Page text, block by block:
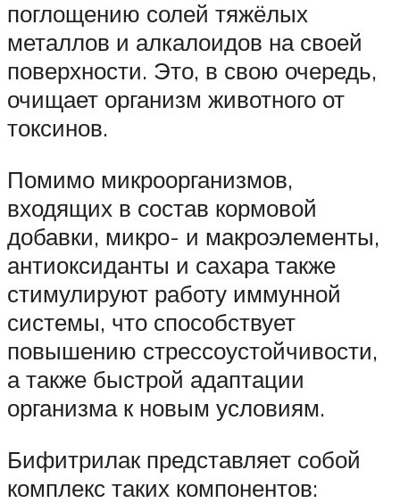
поглощению солей тяжёлых
металлов и алкалоидов на своей
поверхности. Это, в свою очередь,
очищает организм животного от
токсинов.
Помимо микроорганизмов,
входящих в состав кормовой
добавки, микро- и макроэлементы,
антиоксиданты и сахара также
стимулируют работу иммунной
системы, что способствует
повышению стрессоустойчивости,
а также быстрой адаптации
организма к новым условиям.
Бифитрилак представляет собой
комплекс таких компонентов: